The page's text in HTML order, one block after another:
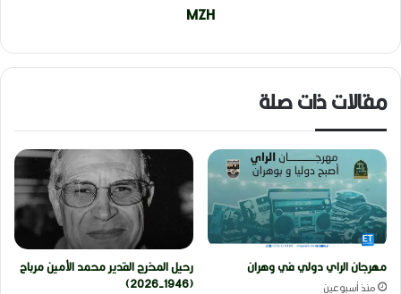
MZH
مقالات ذات صلة
مهرجان الراي دولي في وهران
منذ أسبوعين
رحيل المخرج القدير محمد الأمين مرباح
(1946-2026)